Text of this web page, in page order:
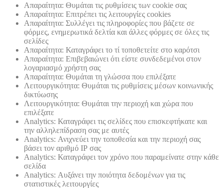
Απαραίτητα: Θυμάται τις ρυθμίσεις των cookie σας
Απαραίτητα: Επιτρέπει τις λειτουργίες cookies
Απαραίτητα: Συλλέγει τις πληροφορίες που βάζετε σε
φόρμες, ενημερωτικά δελτία και άλλες φόρμες σε όλες τις
σελίδες
Απαραίτητα: Καταγράφει το τί τοποθετείτε στο καρότσι
Απαραίτητα: Επιβεβαιώνει ότι είστε συνδεδεμένοι στον
λογαριασμό χρήστη σας
Απαραίτητα: Θυμάται τη γλώσσα που επιλέξατε
Λειτουργικότητα: Θυμάται τις ρυθμίσεις μέσων κοινωνικής
δικτύωσης
Λειτουργικότητα: Θυμάται την περιοχή και χώρα που
επιλέξατε
Analytics: Καταγράφει τις σελίδες που επισκεφτήκατε και
την αλληλεπίδραση σας με αυτές
Analytics: Ανιχνεύει την τοποθεσία και την περιοχή σας
βάσει τον αριθμό ΙΡ σας
Analytics: Καταγράφει τον χρόνο που παραμείνατε στην κάθε
σελίδα
Analytics: Αυξάνει την ποιότητα δεδομένων για τις
στατιστικές λειτουργίες